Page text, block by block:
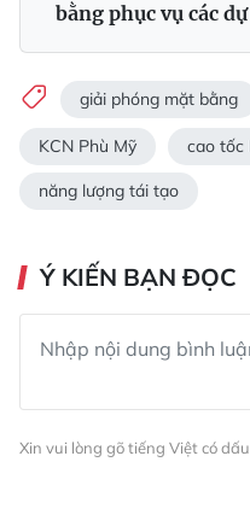
bằng phục vụ các
giải phóng mặt bằng
KCN Phù Mỹ cao tốc
năng lượng tái tạo
Ý KIẾN BẠN ĐỌC
Xin vui lòng gõ tiếng Việt có dấu